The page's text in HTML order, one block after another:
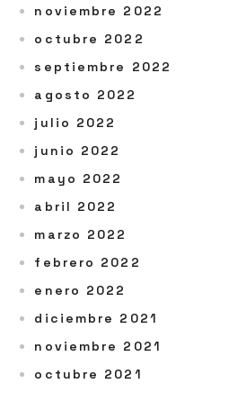
noviembre 2022
octubre 2022
septiembre 2022
agosto 2022
julio 2022
junio 2022
mayo 2022
abril 2022
marzo 2022
febrero 2022
enero 2022
diciembre 2021
noviembre 2021
octubre 2021